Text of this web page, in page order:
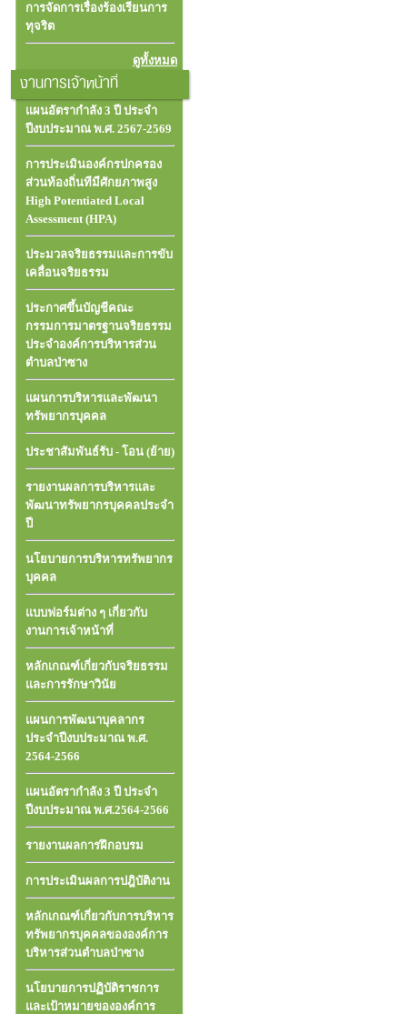
การจัดการเรื่องร้องเรียนการ
ทุจริต
ดูทั้งหมด
งานการเจ้าหน้าที่
แผนอัตรากำลัง 3 ปี ประจำ
ปีงบประมาณ พ.ศ. 2567-2569
การประเมินองค์กรปกครอง
ส่วนท้องถิ่นทีมีศักยภาพสูง
High Potentiated Local
Assessment (HPA)
ประมวลจริยธรรมและการขับ
เคลื่อนจริยธรรม
ประกาศขึ้นบัญชีคณะ
กรรมการมาตรฐานจริยธรรม
ประจำองค์การบริหารส่วน
ตำบลป่าซาง
แผนการบริหารและพัฒนา
ทรัพยากรบุคคล
ประชาสัมพันธ์รับ - โอน (ย้าย)
รายงานผลการบริหารและ
พัฒนาทรัพยากรบุคคลประจำ
ปี
นโยบายการบริหารทรัพยากร
บุคคล
แบบฟอร์มต่าง ๆ เกี่ยวกับ
งานการเจ้าหน้าที่
หลักเกณฑ์เกี่ยวกับจริยธรรม
และการรักษาวินัย
แผนการพัฒนาบุคลากร
ประจำปีงบประมาณ พ.ศ.
2564-2566
แผนอัตรากำลัง 3 ปี ประจำ
ปีงบประมาณ พ.ศ.2564-2566
รายงานผลการฝึกอบรม
การประเมินผลการปฎิบัติงาน
หลักเกณฑ์เกี่ยวกับการบริหาร
ทรัพยากรบุคคลขององค์การ
บริหารส่วนตำบลป่าซาง
นโยบายการปฏิบัติราชการ
และเป้าหมายขององค์การ